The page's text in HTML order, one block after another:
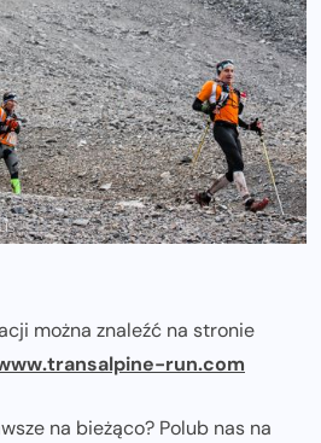
można znaleźć na stronie
run.com
na bieżąco? Polub nas na